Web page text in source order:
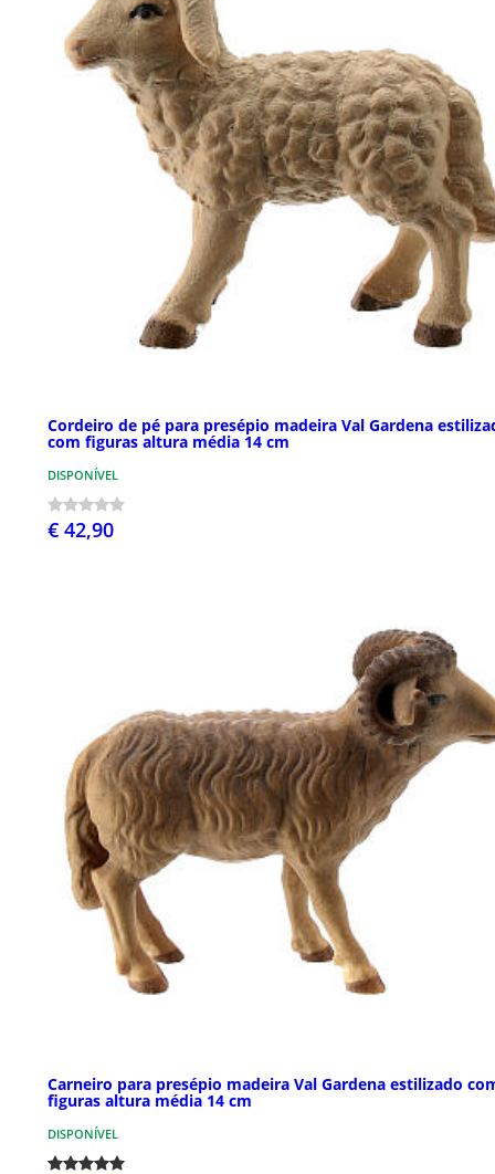
Cordeiro de pé para presépio madeira Val Gardena
com figuras altura média 14 cm
DISPONÍVEL
€ 42,90
Carneiro para presépio madeira Val Gardena estilizado
figuras altura média 14 cm
DISPONÍVEL